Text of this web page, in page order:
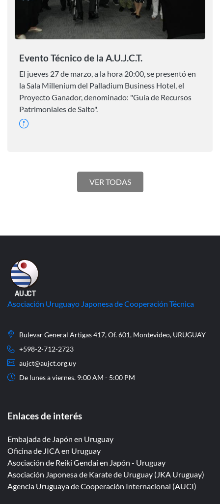
Evento Técnico de la A.U.J.C.T.
El jueves 27 de marzo, a la hora 20:00, se presentó en
la Sala Millenium del Palladium Business Hotel, el
Proyecto Ganador, denominado: "Guía de Recursos
Patrimoniales de Salto".
VER TODAS
Asociación Uruguayo Japonesa de Cooperación Técnica
Bulevar General Artigas 417, Of. 601, Montevideo, URUGUAY
+598-2-712-2723
aujct@aujct.org.uy
De lunes a viernes. 9:00 AM - 5:00 PM
Enlaces de interés
Embajada de Japón en Uruguay
Oficina de JICA en Uruguay
Asociación de Reiki Gendai en Japón - Uruguay
Asociación Japonesa de Karate de Uruguay (JKA Uruguay)
Agencia Uruguaya de Cooperación Internacional (AUCI)